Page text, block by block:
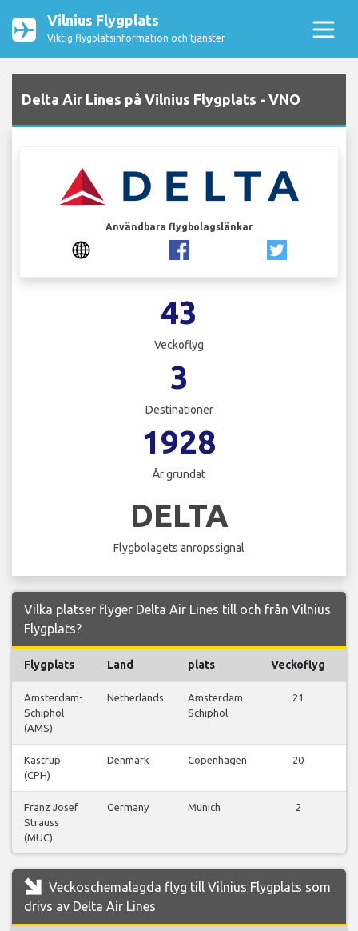
Vilnius Flygplats
Viktig flygplatsinformation och tjänster
Delta Air Lines på Vilnius Flygplats - VNO
Användbara flygbolagslänkar
43
Veckoflyg
3
Destinationer
1928
År grundat
DELTA
Flygbolagets anropssignal
Vilka platser flyger Delta Air Lines till och från Vilnius
Flygplats?
Flygplats Land plats Veckoflyg
Amsterdam-
Schiphol
(AMS)
Netherlands
Amsterdam
Schiphol
21
Kastrup
(CPH)
Denmark Copenhagen 20
Franz Josef
Strauss
(MUC)
Germany Munich 2
Veckoschemalagda flyg till Vilnius Flygplats som
drivs av Delta Air Lines